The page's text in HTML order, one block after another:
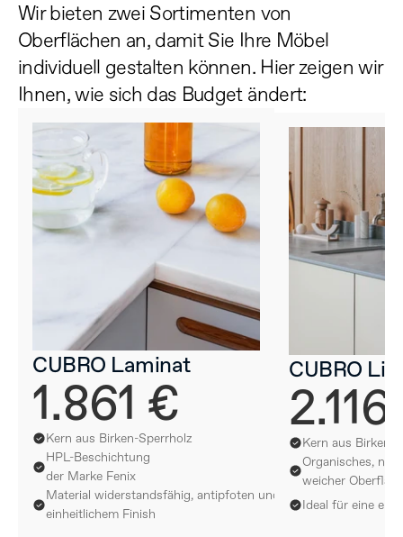
Wir bieten zwei Sortimenten von
Oberflächen an, damit Sie Ihre Möbel
individuell gestalten können. Hier zeigen wir
Ihnen, wie sich das Budget ändert:
CUBRO Laminat
1.861 €
Kern aus Birken-Sperrholz
HPL-Beschichtung
der Marke Fenix
Material widerstandsfähig, antipfoten und mit
einheitlichem Finish
CUBRO
Kern aus Birken-
Organisches,
weicher
Ideal für eine